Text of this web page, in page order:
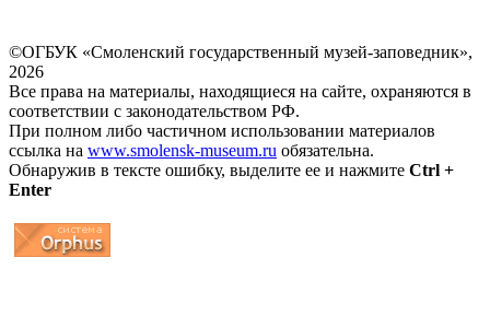
©ОГБУК «Смоленский государственный музей-заповедник»,
2026
Все права на материалы, находящиеся на сайте, охраняются в
соответствии с законодательством РФ.
При полном либо частичном использовании материалов
ссылка на www.smolensk-museum.ru обязательна.
Обнаружив в тексте ошибку, выделите ее и нажмите Ctrl +
Enter